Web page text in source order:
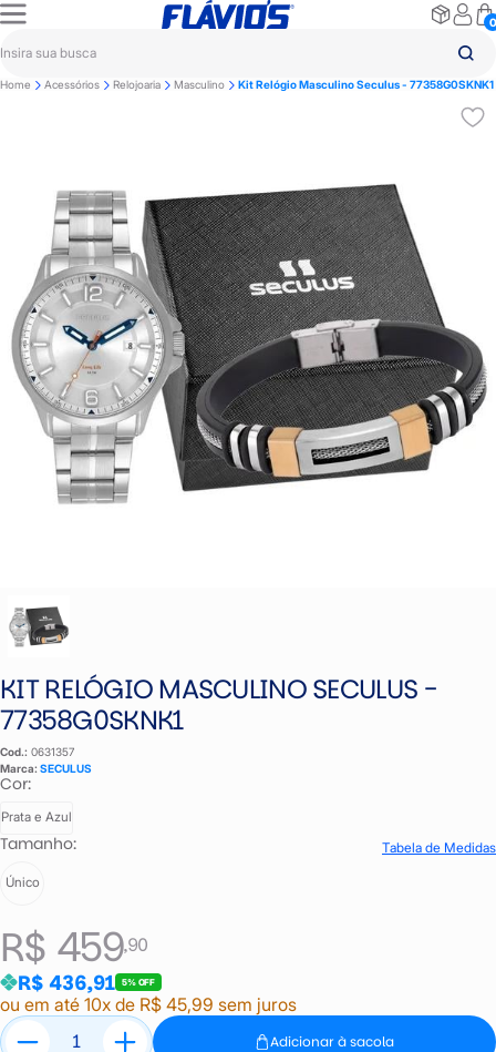
0
Home Acessórios Relojoaria Masculino Kit Relógio Masculino Seculus - 77358G0SKNK1
KIT RELÓGIO MASCULINO SECULUS -
77358G0SKNK1
Cod.: 0631357
Marca: SECULUS
R$ 459,90
R$ 436,91 5% OFF
ou em até 10x de R$ 45,99 sem juros
Cor:
Prata e Azul
Tamanho: Tabela de Medidas
Único
Adicionar à sacola